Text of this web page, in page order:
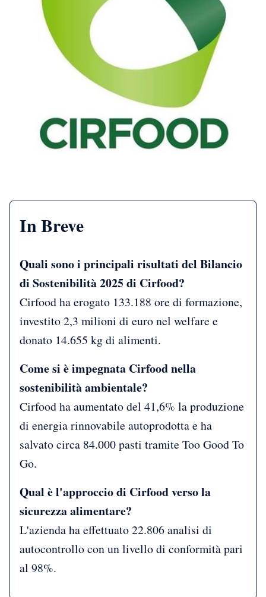
In Breve
Quali sono i principali risultati del Bilancio
di Sostenibilità 2025 di Cirfood?
Cirfood ha erogato 133.188 ore di formazione,
investito 2,3 milioni di euro nel welfare e
donato 14.655 kg di alimenti.
Come si è impegnata Cirfood nella
sostenibilità ambientale?
Cirfood ha aumentato del 41,6% la produzione
di energia rinnovabile autoprodotta e ha
salvato circa 84.000 pasti tramite Too Good To
Go.
Qual è l'approccio di Cirfood verso la
sicurezza alimentare?
L'azienda ha effettuato 22.806 analisi di
autocontrollo con un livello di conformità pari
al 98%.